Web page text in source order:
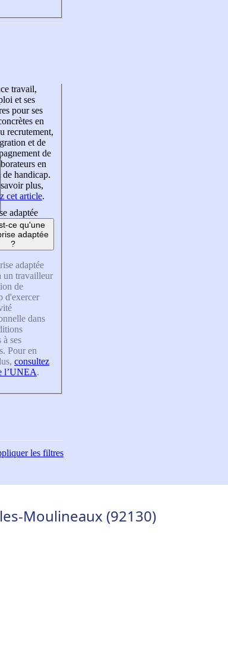
travail,
et ses
pour ses
en
recrutement,
et de
de
en
de handicap.
plus,
cet article.
adaptée
ce qu'une
adaptée
?
adaptée
un travailleur
de
d'exercer
dans
à ses
Pour en
consultez
l’UNEA.
les filtres
Moulineaux (92130)